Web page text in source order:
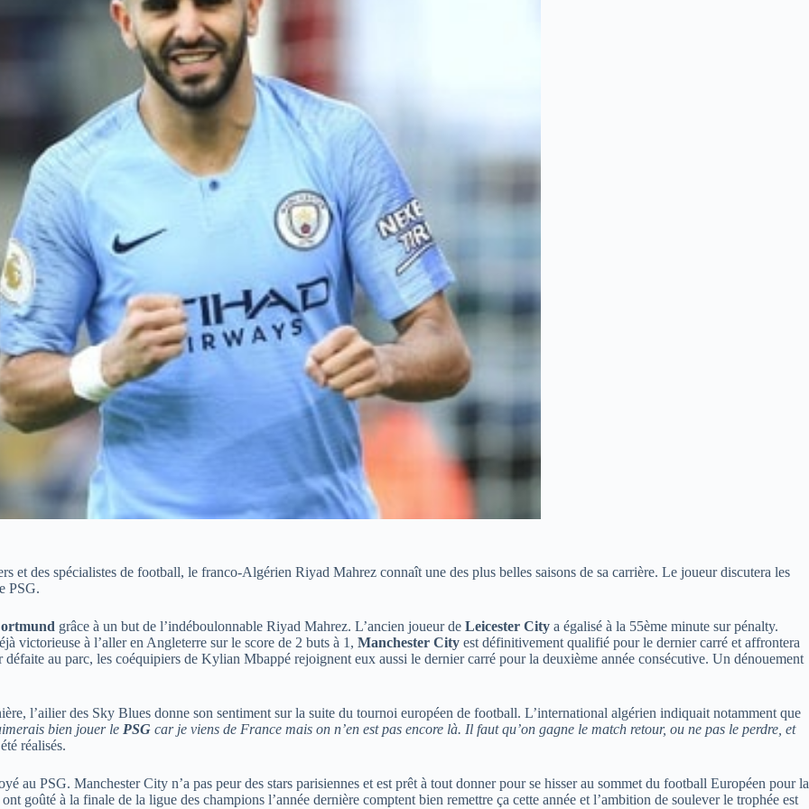
et des spécialistes de football, le franco-Algérien Riyad Mahrez connaît une des plus belles saisons de sa carrière. Le joueur discutera les
PSG.
grâce à un but de l’indéboulonnable Riyad Mahrez. L’ancien joueur de Leicester City a égalisé à la 55ème minute sur pénalty.
victorieuse à l’aller en Angleterre sur le score de 2 buts à 1, Manchester City est définitivement qualifié pour le dernier carré et affrontera
au parc, les coéquipiers de Kylian Mbappé rejoignent eux aussi le dernier carré pour la deuxième année consécutive. Un dénouement
l’ailier des Sky Blues donne son sentiment sur la suite du tournoi européen de football. L’international algérien indiquait notamment que
bien jouer le PSG car je viens de France mais on n’en est pas encore là. Il faut qu’on gagne le match retour, ou ne pas le perdre, et
réalisés.
au PSG. Manchester City n’a pas peur des stars parisiennes et est prêt à tout donner pour se hisser au sommet du football Européen pour la
goûté à la finale de la ligue des champions l’année dernière comptent bien remettre ça cette année et l’ambition de soulever le trophée est